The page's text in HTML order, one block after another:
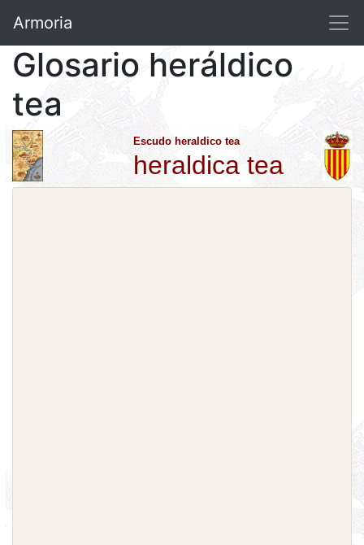
Armoria
Glosario heráldico
tea
Escudo heraldico tea
heraldica tea